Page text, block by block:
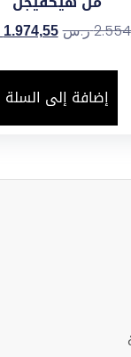
ر.س 1.974,55
إضافة إلى السلة